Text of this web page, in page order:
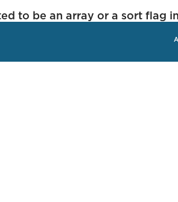
to be an array or a sort flag in